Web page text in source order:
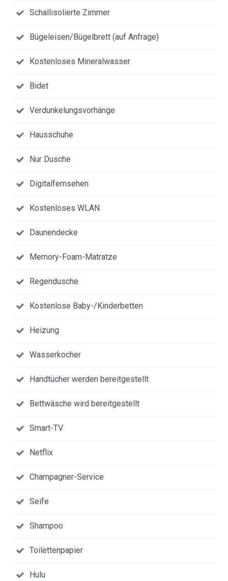
Schallisolierte Zimmer
Bügeleisen/Bügelbrett (auf Anfrage)
Kostenloses Mineralwasser
Bidet
Verdunkelungsvorhänge
Hausschuhe
Nur Dusche
Digitalfernsehen
Kostenloses WLAN
Daunendecke
Memory-Foam-Matratze
Regendusche
Kostenlose Baby-/Kinderbetten
Heizung
Wasserkocher
Handtücher werden bereitgestellt
Bettwäsche wird bereitgestellt
Smart-TV
Netflix
Champagner-Service
Seife
Shampoo
Toilettenpapier
Hulu